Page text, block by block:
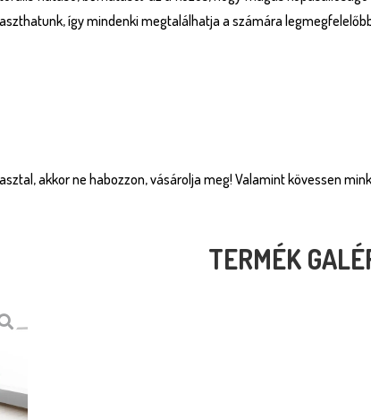
így mindenki megtalálhatja a számára
akkor ne habozzon, vásárolja meg! Valamint kövessen
TERMÉK